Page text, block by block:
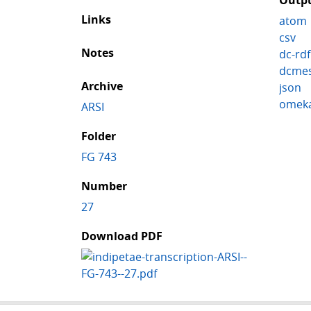
Links
Notes
Archive
ARSI
Folder
FG 743
Number
27
Download PDF
atom
csv
dc-rdf
json